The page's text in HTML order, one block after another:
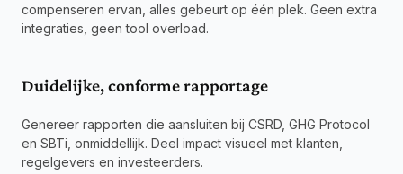
compenseren ervan, alles gebeurt op één plek. Geen extra
integraties, geen tool overload.
Duidelijke, conforme rapportage
Genereer rapporten die aansluiten bij CSRD, GHG Protocol
en SBTi, onmiddellijk. Deel impact visueel met klanten,
regelgevers en investeerders.